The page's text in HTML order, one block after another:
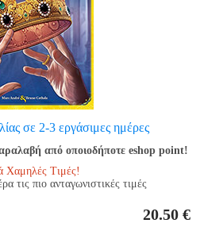
σε 2-3 εργάσιμες ημέρες
από οποιοδήποτε eshop point!
Χαμηλές Τιμές!
τις πιο ανταγωνιστικές τιμές
20.50 €